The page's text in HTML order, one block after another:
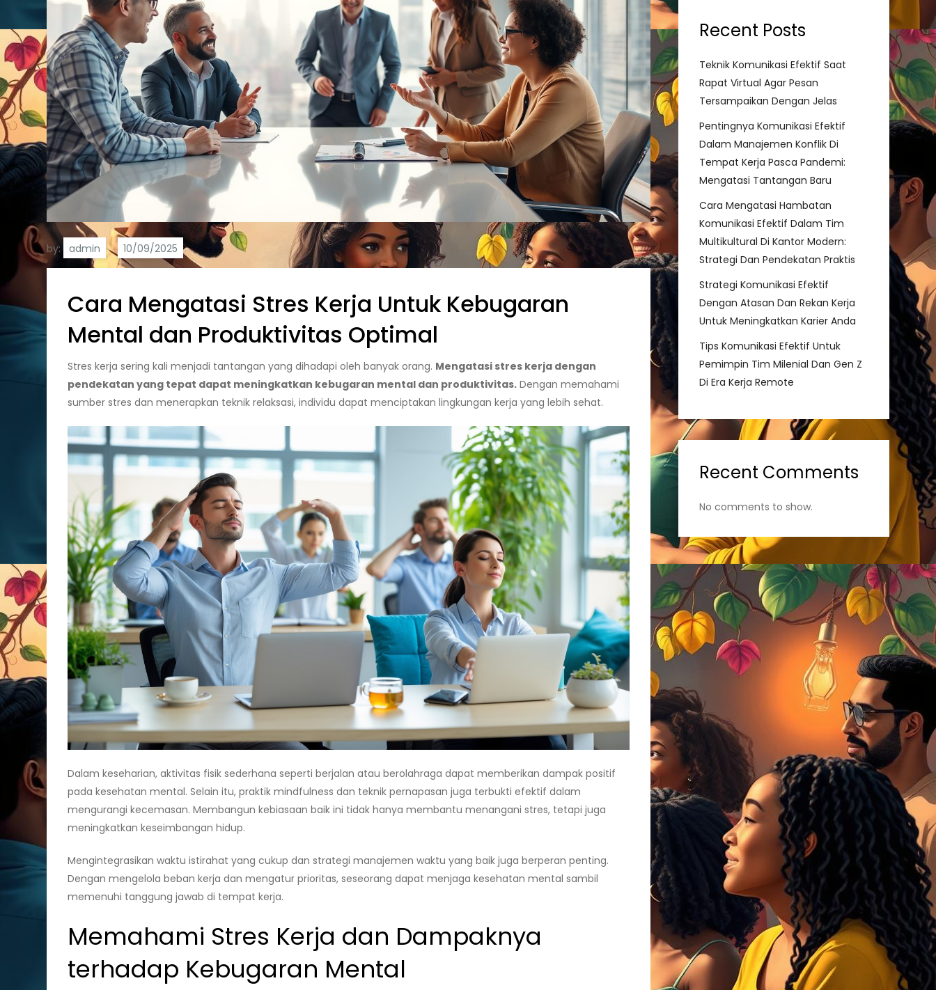
by: admin
Cara Mengatasi Stres Kerja Untuk Kebugaran
Mental dan Produktivitas Optimal
Stres kerja sering kali menjadi tantangan yang dihadapi oleh banyak orang. Mengatasi stres kerja dengan
pendekatan yang tepat dapat meningkatkan kebugaran mental dan produktivitas. Dengan memahami
sumber stres dan menerapkan teknik relaksasi, individu dapat menciptakan lingkungan kerja yang lebih sehat.
Dalam keseharian, aktivitas fisik sederhana seperti berjalan atau berolahraga dapat memberikan dampak positif
pada kesehatan mental. Selain itu, praktik mindfulness dan teknik pernapasan juga terbukti efektif dalam
mengurangi kecemasan. Membangun kebiasaan baik ini tidak hanya membantu menangani stres, tetapi juga
meningkatkan keseimbangan hidup.
Mengintegrasikan waktu istirahat yang cukup dan strategi manajemen waktu yang baik juga berperan penting.
Dengan mengelola beban kerja dan mengatur prioritas, seseorang dapat menjaga kesehatan mental sambil
memenuhi tanggung jawab di tempat kerja.
Memahami Stres Kerja dan Dampaknya
terhadap Kebugaran Mental
Recent Posts
Teknik Komunikasi Efektif Saat
Rapat Virtual Agar Pesan
Tersampaikan Dengan Jelas
Pentingnya Komunikasi Efektif
Dalam Manajemen Konflik Di
Tempat Kerja Pasca Pandemi:
Mengatasi Tantangan Baru
Cara Mengatasi Hambatan
Komunikasi Efektif Dalam Tim
Multikultural Di Kantor Modern:
Strategi Dan Pendekatan Praktis
Strategi Komunikasi Efektif
Dengan Atasan Dan Rekan Kerja
Untuk Meningkatkan Karier Anda
Tips Komunikasi Efektif Untuk
Pemimpin Tim Milenial Dan Gen Z
Di Era Kerja Remote
Recent Comments
No comments to show.